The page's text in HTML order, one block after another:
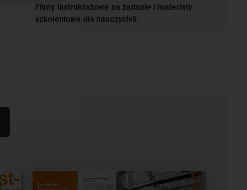
Filmy instruktażowe na żądanie i materiały
szkoleniowe dla nauczycieli.